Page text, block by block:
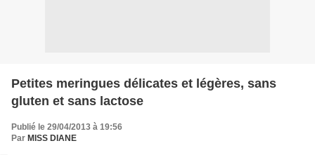
Petites meringues délicates et légères, sans
gluten et sans lactose
Publié le 29/04/2013 à 19:56
Par MISS DIANE